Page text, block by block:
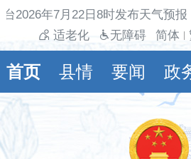
2026年7月22日8时发布天气预
适老化
无障碍 简体
首页 县情 要闻 政